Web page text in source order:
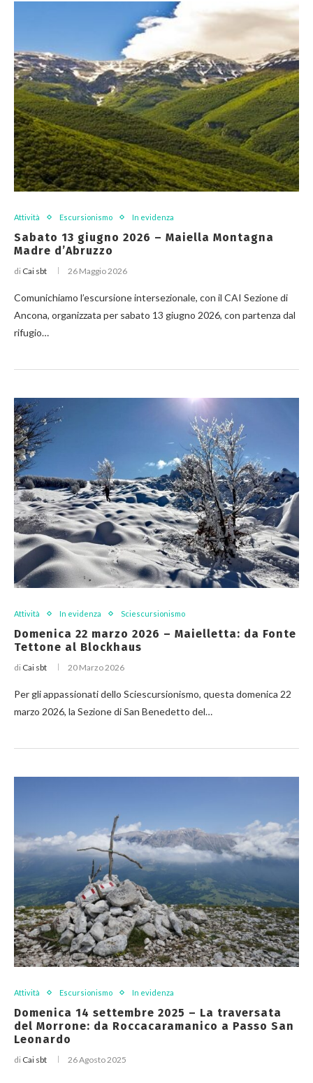
Attività Escursionismo In evidenza
Sabato 13 giugno 2026 – Maiella Montagna
Madre d’Abruzzo
di Cai sbt 26 Maggio 2026
Comunichiamo l’escursione intersezionale, con il CAI Sezione di
Ancona, organizzata per sabato 13 giugno 2026, con partenza dal
rifugio…
Attività In evidenza Sciescursionismo
Domenica 22 marzo 2026 – Maielletta: da Fonte
Tettone al Blockhaus
di Cai sbt 20 Marzo 2026
Per gli appassionati dello Sciescursionismo, questa domenica 22
marzo 2026, la Sezione di San Benedetto del…
Attività Escursionismo In evidenza
Domenica 14 settembre 2025 – La traversata
del Morrone: da Roccacaramanico a Passo San
Leonardo
di Cai sbt 26 Agosto 2025